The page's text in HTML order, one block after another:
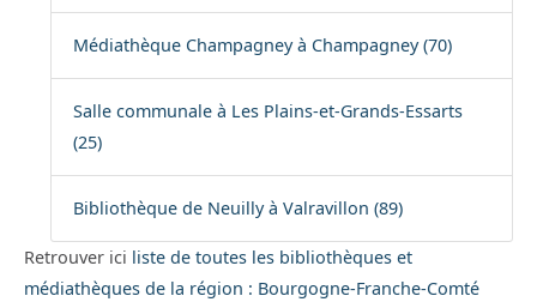
Médiathèque Champagney à Champagney (70)
Salle communale à Les Plains-et-Grands-Essarts
(25)
Bibliothèque de Neuilly à Valravillon (89)
Retrouver ici liste de toutes les bibliothèques et
médiathèques de la région : Bourgogne-Franche-Comté